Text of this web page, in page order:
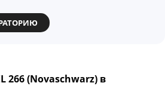
266 (Novaschwarz) в